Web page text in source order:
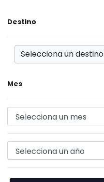
Destino
Selecciona un destino
Mes